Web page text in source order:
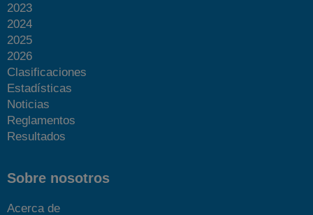
2023
2024
2025
2026
Clasificaciones
Estadísticas
Noticias
Reglamentos
Resultados
Sobre nosotros
Acerca de